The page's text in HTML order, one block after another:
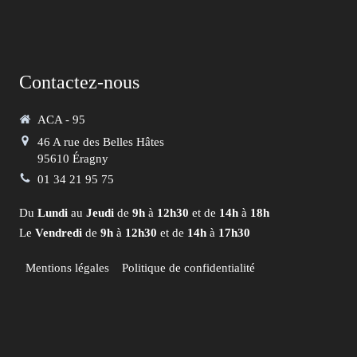
Contactez-nous
ACA - 95
46 A rue des Belles Hâtes
95610 Éragny
01 34 21 95 75
Du Lundi au Jeudi de 9h à 12h30 et de 14h à 18h
Le Vendredi de 9h à 12h30 et de 14h à 17h30
Mentions légales Politique de confidentialité